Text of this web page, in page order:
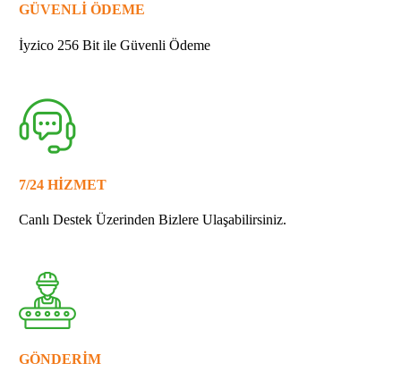
GÜVENLİ ÖDEME
İyzico 256 Bit ile Güvenli Ödeme
7/24 HİZMET
Canlı Destek Üzerinden Bizlere Ulaşabilirsiniz.
GÖNDERİM